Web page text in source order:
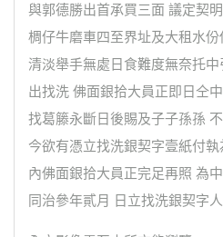
與郭德勝出首承買三面 議定契
椆仔牛磨車四至界址及大租水
清淡舉手無處日食難度無奈托
出找洗 佛面銀拾大員正即日仝
找葛籐永斷日後賜及子子孫孫
今欲有憑立找洗銀契字壹紙付
內佛面銀拾大員正完足再照 為
同治參年貳月 日立找洗銀契字